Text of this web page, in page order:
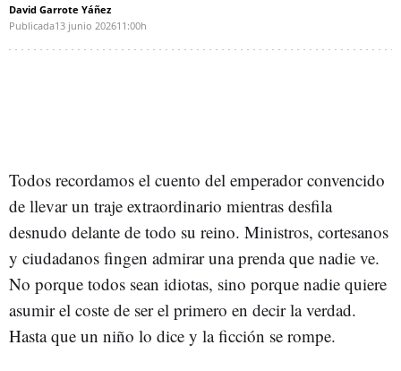
David Garrote Yáñez
Publicada13 junio 202611:00h
Todos recordamos el cuento del emperador convencido
de llevar un traje extraordinario mientras desfila
desnudo delante de todo su reino. Ministros, cortesanos
y ciudadanos fingen admirar una prenda que nadie ve.
No porque todos sean idiotas, sino porque nadie quiere
asumir el coste de ser el primero en decir la verdad.
Hasta que un niño lo dice y la ficción se rompe.